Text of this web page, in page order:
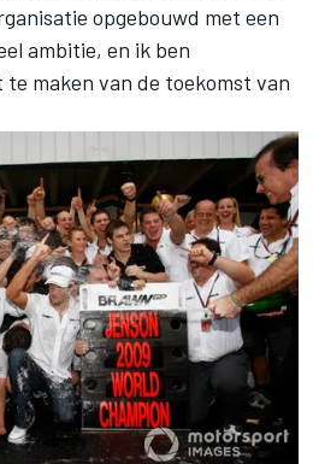
opgebouwd met een
ambitie, en ik ben
maken van de toekomst van